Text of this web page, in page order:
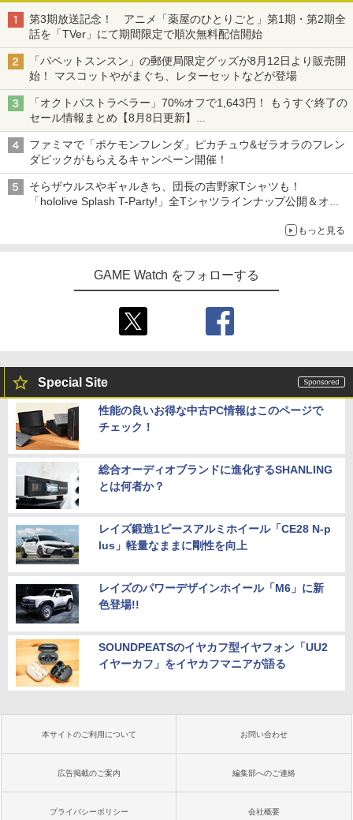
【当店独自で＋P10倍★要エントリー】
【中古】[PS5] ELDEN RING SHADOW
OF THE ERDTREE EDITION(エルデンリ
ング シャドウ オブ ジ エルドツリー エデ
ィション) 通常版 フロム・ソフトウェア
(20240621)
￥4,780
4 グランド・セフト・オートV PS5版
PS5 ARMORED CORE 6 FIRES OF RU
BICON
3
【レビュー特典】 山崎実業 【 蓋付き重
ねられるゲーム機器収納ケース スマート
】smart 10312 10313Nintendo switch
/ switch2 / switch2 Lite スイッチ2 収納
収納ボックス 収納ケース 置き型 壁掛け
収納BOX リビング 家電収納 シンプル お
しゃれ 白 黒
￥3,190
4
任天堂 【Switch】Joy-Con充電グリッ
プ [HAC-A-ESSKA NSWジョイコンジュ
【4日20時からポイントUP! お買い物マ
ラソン】新品未開封品【Nランク】たま
ごっちパラダイス Tamagotchi Paradis
3
【中古】2．トイ・ストーリー MovieNE
X BD＋DVDセット 【ブルーレイ】／ト
ム・ハンクスブルーレイ／海外アニメ・
定番スタジオ
￥2,402
4
【特典】君たちはどう生きるか【Blu-ra
y】(オリジナル トトロの手ぬぐい) [ 宮
崎駿 ]
￥5,385
録) 【ブルーレイ】／市原悦子ブルーレ
イ／キッズ
￥6,879
第3期放送記念！ アニメ「薬屋のひとりごと」第1期・第2期全
話を「TVer」にて期間限定で順次無料配信開始
「パペットスンスン」の郵便局限定グッズが8月12日より販売開
始！ マスコットやがまぐち、レターセットなどが登場
「オクトパストラベラー」70%オフで1,643円！ もうすぐ終了の
セール情報まとめ【8月8日更新】
ニンテンドーeショップでは「大神 絶景版」が67%オフで990円
ファミマで「ポケモンフレンダ」ピカチュウ&ゼラオラのフレン
ダピックがもらえるキャンペーン開催！
そらザウルスやギャルきち、団長の吉野家Tシャツも！
「hololive Splash T-Party!」全Tシャツラインナップ公開＆オン
もっと見る
GAME Watch をフォローする
Special Site
性能の良いお得な中古PC情報はこのページで
チェック！
総合オーディオブランドに進化するSHANLING
とは何者か？
レイズ鍛造1ピースアルミホイール「CE28 N-p
lus」軽量なままに剛性を向上
レイズのパワーデザインホイール「M6」に新
色登場!!
SOUNDPEATSのイヤカフ型イヤフォン「UU2
イヤーカフ」をイヤカフマニアが語る
本サイトのご利用について お問い合わせ
広告掲載のご案内 編集部へのご連絡
プライバシーポリシー 会社概要